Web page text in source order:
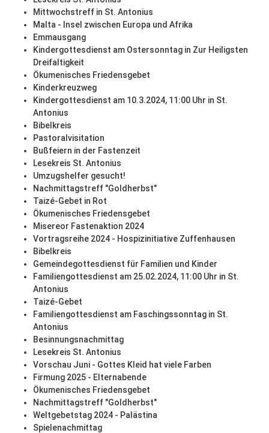
Mittwochstreff in St. Antonius
Malta - Insel zwischen Europa und Afrika
Emmausgang
Kindergottesdienst am Ostersonntag in Zur Heiligsten
Dreifaltigkeit
Ökumenisches Friedensgebet
Kinderkreuzweg
Kindergottesdienst am 10.3.2024, 11:00 Uhr in St.
Antonius
Bibelkreis
Pastoralvisitation
Bußfeiern in der Fastenzeit
Lesekreis St. Antonius
Umzugshelfer gesucht!
Nachmittagstreff "Goldherbst"
Taizé-Gebet in Rot
Ökumenisches Friedensgebet
Misereor Fastenaktion 2024
Vortragsreihe 2024 - Hospizinitiative Zuffenhausen
Bibelkreis
Gemeindegottesdienst für Familien und Kinder
Familiengottesdienst am 25.02.2024, 11:00 Uhr in St.
Antonius
Taizé-Gebet
Familiengottesdienst am Faschingssonntag in St.
Antonius
Besinnungsnachmittag
Lesekreis St. Antonius
Vorschau Juni - Gottes Kleid hat viele Farben
Firmung 2025 - Elternabende
Ökumenisches Friedensgebet
Nachmittagstreff "Goldherbst"
Weltgebetstag 2024 - Palästina
Spielenachmittag